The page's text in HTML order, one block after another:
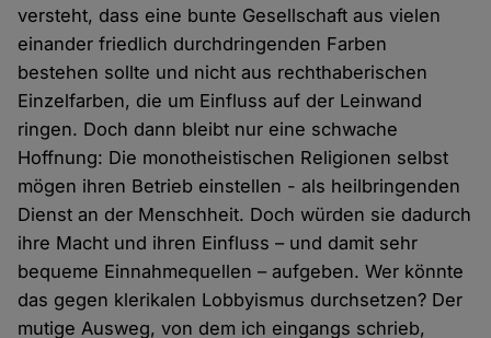
versteht, dass eine bunte Gesellschaft aus vielen
einander friedlich durchdringenden Farben
bestehen sollte und nicht aus rechthaberischen
Einzelfarben, die um Einfluss auf der Leinwand
ringen. Doch dann bleibt nur eine schwache
Hoffnung: Die monotheistischen Religionen selbst
mögen ihren Betrieb einstellen - als heilbringenden
Dienst an der Menschheit. Doch würden sie dadurch
ihre Macht und ihren Einfluss – und damit sehr
bequeme Einnahmequellen – aufgeben. Wer könnte
das gegen klerikalen Lobbyismus durchsetzen? Der
mutige Ausweg, von dem ich eingangs schrieb,